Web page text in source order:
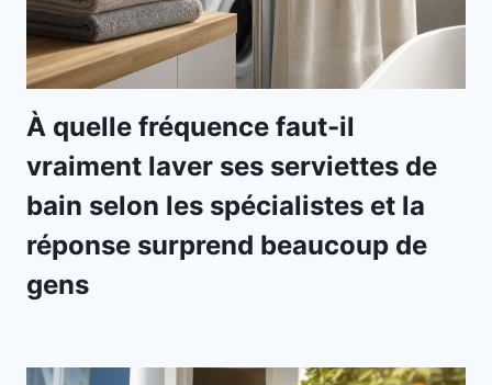
À quelle fréquence faut-il
vraiment laver ses serviettes de
bain selon les spécialistes et la
réponse surprend beaucoup de
gens